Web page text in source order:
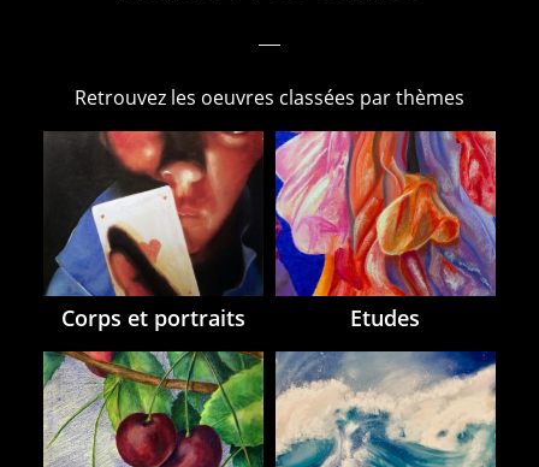
Retrouvez les oeuvres classées par thèmes
Corps et portraits Etudes